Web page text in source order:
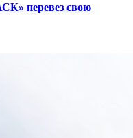
перевез свою